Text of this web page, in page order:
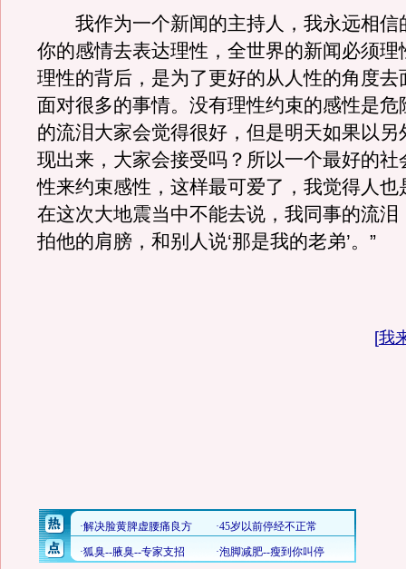
我作为一个新闻的主持人，我永远相信
你的感情去表达理性，全世界的新闻必须理
理性的背后，是为了更好的从人性的角度去
面对很多的事情。没有理性约束的感性是危
的流泪大家会觉得很好，但是明天如果以另
现出来，大家会接受吗？所以一个最好的社
性来约束感性，这样最可爱了，我觉得人也
在这次大地震当中不能去说，我同事的流泪
拍他的肩膀，和别人说‘那是我的老弟’。”
[我